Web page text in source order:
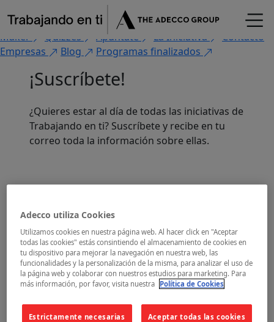
Fórmate
Encuentra tu oportunidad Flash Jobs
CV
Maker
Quizzes Apúntate La Iniciativa
Contacto
Empresas
Blog Programas finalizados
¡Suscríbete!
¿Quieres estar al día de todas las iniciativas de
Trabajando en ti? Suscríbete y recibe en tu
correo toda la información sobre ellas.
Adecco utiliza Cookies
Utilizamos cookies en nuestra página web. Al hacer click en "Aceptar
todas las cookies" estás consintiendo el almacenamiento de cookies en
tu dispositivo para mejorar la navegación en nuestra web, las
funcionalidades y la personalización de la misma, para analizar el uso de
la página web y colaborar con nuestros estudios para marketing. Para
más información, por favor, visita nuestra Política de Cookies
Estrictamente necesarias Aceptar todas las cookies